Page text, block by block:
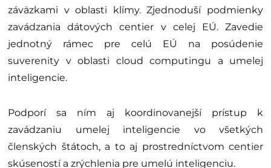
záväzkami v oblasti klímy. Zjednoduší podmienky
zavádzania dátových centier v celej EÚ. Zavedie
jednotný rámec pre celú EÚ na posúdenie
suverenity v oblasti cloud computingu a umelej
inteligencie.
Podporí sa ním aj koordinovanejší prístup k
zavádzaniu umelej inteligencie vo všetkých
členských štátoch, a to aj prostredníctvom centier
skúseností a zrýchlenia pre umelú inteligenciu.